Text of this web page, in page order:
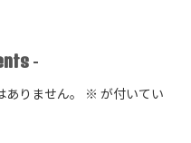
-
りません。 ※ が付いてい